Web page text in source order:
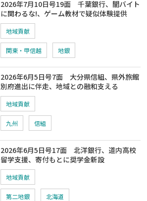
2026年7月10日号19面 千葉銀行、闇バイト
に関わるな!、ゲーム教材で疑似体験提供
地域貢献
関東・甲信越 地銀
2026年6月5日号7面 大分県信組、県外旅館
別府進出に伴走、地域との融和支える
地域貢献
九州 信組
2026年6月5日号17面 北洋銀行、道内高校
留学支援、寄付もとに奨学金新設
地域貢献
第二地銀 北海道